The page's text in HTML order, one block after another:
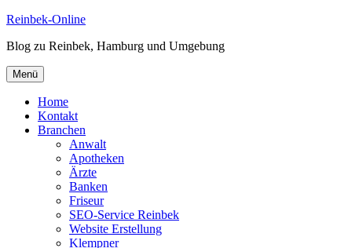
Zum
springen
Reinbek-Online
Blog zu Reinbek, Hamburg und Umgebung
Menü
Home
Kontakt
Branchen
Anwalt
Apotheken
Ärzte
Banken
Friseur
SEO-Service Reinbek
Website Erstellung
Klempner